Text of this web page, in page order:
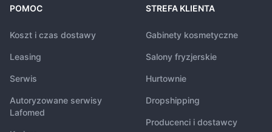
POMOC
Koszt i czas dostawy
Leasing
Serwis
Autoryzowane serwisy
Lafomed
STREFA KLIENTA
Gabinety kosmetyczne
Salony fryzjerskie
Hurtownie
Dropshipping
Producenci i dostawcy